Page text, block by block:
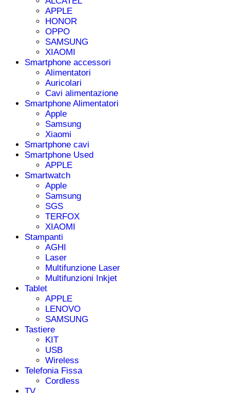
APPLE
HONOR
OPPO
SAMSUNG
XIAOMI
Smartphone accessori
Alimentatori
Auricolari
Cavi alimentazione
Smartphone Alimentatori
Apple
Samsung
Xiaomi
Smartphone cavi
Smartphone Used
APPLE
Smartwatch
Apple
Samsung
SGS
TERFOX
XIAOMI
Stampanti
AGHI
Laser
Multifunzione Laser
Multifunzioni Inkjet
Tablet
APPLE
LENOVO
SAMSUNG
Tastiere
KIT
USB
Wireless
Telefonia Fissa
Cordless